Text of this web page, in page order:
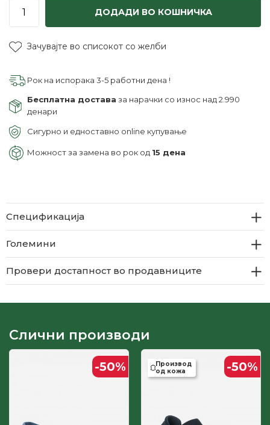
ДОДАДИ ВО КОШНИЧКА
Зачувајте во списокот со желби
Рок на испорака 3-5 работни дена !
Бесплатна достава за нарачки со износ над 2.990
денари
Сигурно и едноставно online купување
Можност за замена во рок од 15 дена
Спецификација
Големини
Провери достапност во продавниците
Слични производи
-50%
Производ
од кожа
-50%